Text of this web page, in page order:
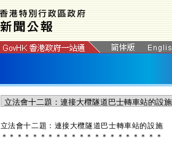
立法會十二題：連接大欖隧道巴士轉車站的設施
＊ ＊ ＊ ＊ ＊ ＊ ＊ ＊ ＊ ＊ ＊ ＊ ＊ ＊ ＊ ＊ ＊ ＊ ＊ ＊ ＊